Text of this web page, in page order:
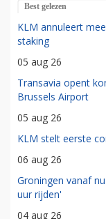
Best gelezen
KLM annuleert
staking
05 aug 26
Transavia opent
Brussels Airport
05 aug 26
KLM stelt eerste
06 aug 26
Groningen vanaf
uur rijden'
04 aug 26